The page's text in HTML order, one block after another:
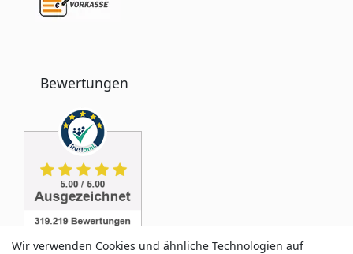
Bewertungen
Wir verwenden Cookies und ähnliche Technologien auf